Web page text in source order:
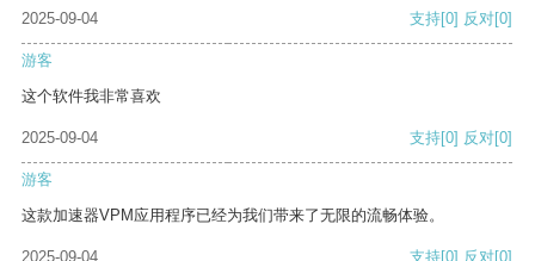
2025-09-04
支持[0] 反对[0]
游客
这个软件我非常喜欢
2025-09-04 支持[0] 反对[0]
游客
这款加速器VPM应用程序已经为我们带来了无限的流畅体验。
2025-09-04 支持[0] 反对[0]